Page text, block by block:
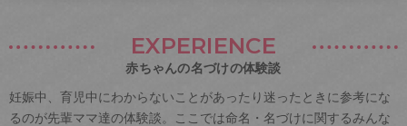
EXPERIENCE
赤ちゃんの名づけの体験談
妊娠中、育児中にわからないことがあったり迷ったときに参考にな
るのが先輩ママ達の体験談。ここでは命名・名づけに関するみんな